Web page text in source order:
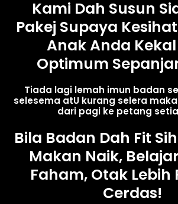
Kami Dah Susun
Pakej Supaya
Anak Anda
Optimum
Tiada lagi lemah imun badan
selesema atU kurang selera
dari pagi ke petang
Bila Badan Dah Fit
Makan Naik,
Faham, Otak Lebih
Cerdas!